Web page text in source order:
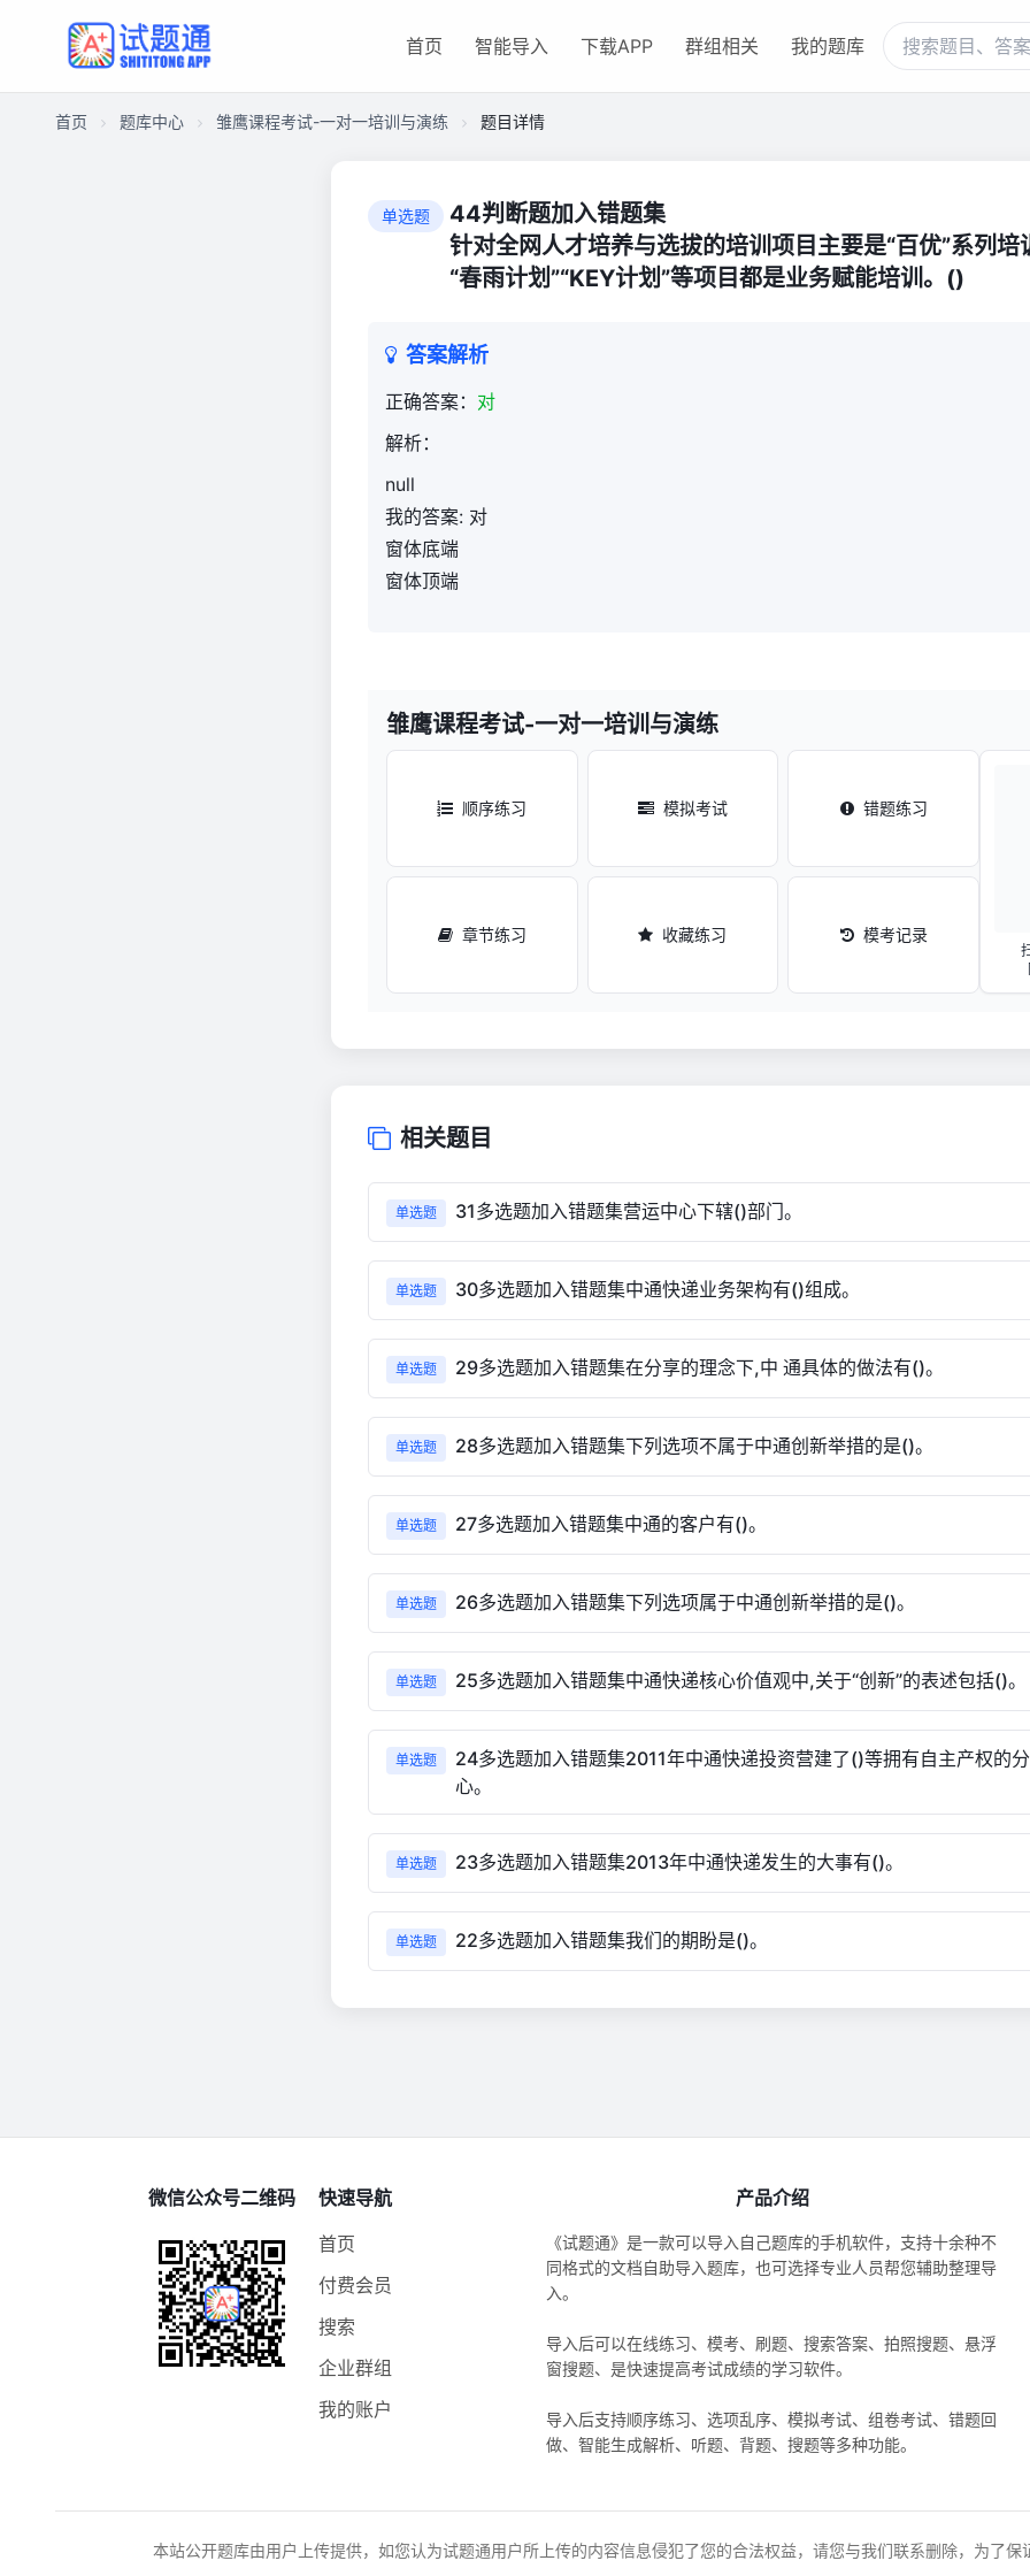
首页 智能导入 下载APP 群组相关 我的题库
首页 题库中心 雏鹰课程考试-一对一培训与演练 题目详情
单选题
44判断题加入错题集
针对全网人才培养与选拔的培训项目主要是“百优”系列培
“春雨计划”“KEY计划”等项目都是业务赋能培训。()
答案解析
正确答案： 对
解析：
null
我的答案: 对
窗体底端
窗体顶端
雏鹰课程考试-一对一培训与演练
顺序练习 模拟考试 错题练习
章节练习 收藏练习 模考记录
相关题目
单选题 31多选题加入错题集营运中心下辖()部门。
单选题 30多选题加入错题集中通快递业务架构有()组成。
单选题 29多选题加入错题集在分享的理念下,中 通具体的做法有()。
单选题 28多选题加入错题集下列选项不属于中通创新举措的是()。
单选题 27多选题加入错题集中通的客户有()。
单选题 26多选题加入错题集下列选项属于中通创新举措的是()。
单选题 25多选题加入错题集中通快递核心价值观中,关于“创新”的表述包括()。
单选题
24多选题加入错题集2011年中通快递投资营建了()等拥有自主产权的
心。
单选题 23多选题加入错题集2013年中通快递发生的大事有()。
单选题 22多选题加入错题集我们的期盼是()。
微信公众号二维码
快速导航
首页
付费会员
搜索
企业群组
我的账户
产品介绍
《试题通》是一款可以导入自己题库的手机软件，支持十余种不
同格式的文档自助导入题库，也可选择专业人员帮您辅助整理导
入。
导入后可以在线练习、模考、刷题、搜索答案、拍照搜题、悬浮
窗搜题、是快速提高考试成绩的学习软件。
导入后支持顺序练习、选项乱序、模拟考试、组卷考试、错题回
做、智能生成解析、听题、背题、搜题等多种功能。
本站公开题库由用户上传提供，如您认为试题通用户所上传的内容信息侵犯了您的合法权益，请您与我们联系删除，为了